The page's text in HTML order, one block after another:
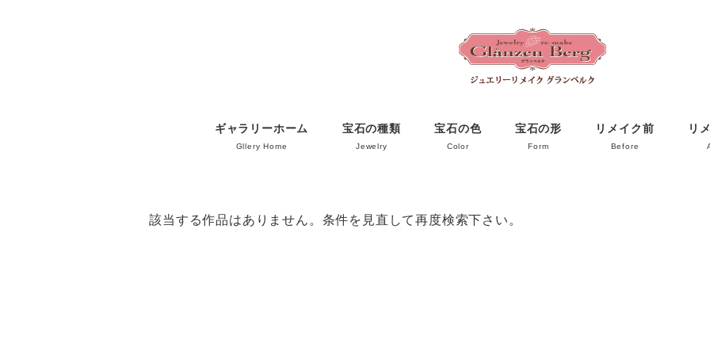
ギャラリーホーム
Gllery Home
宝石の種類
Jewelry
宝石の色
Color
宝石の形
Form
リメイク前
Before
リ
該当する作品はありません。条件を見直して再度検索下さい。